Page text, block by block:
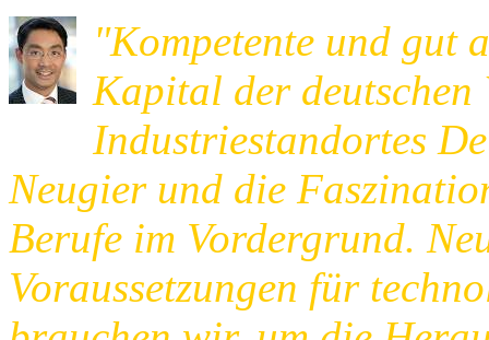
"Kompetente und gut
Kapital der deutschen
Industriestandortes
Neugier und die
Berufe im Vordergrund.
Voraussetzungen für